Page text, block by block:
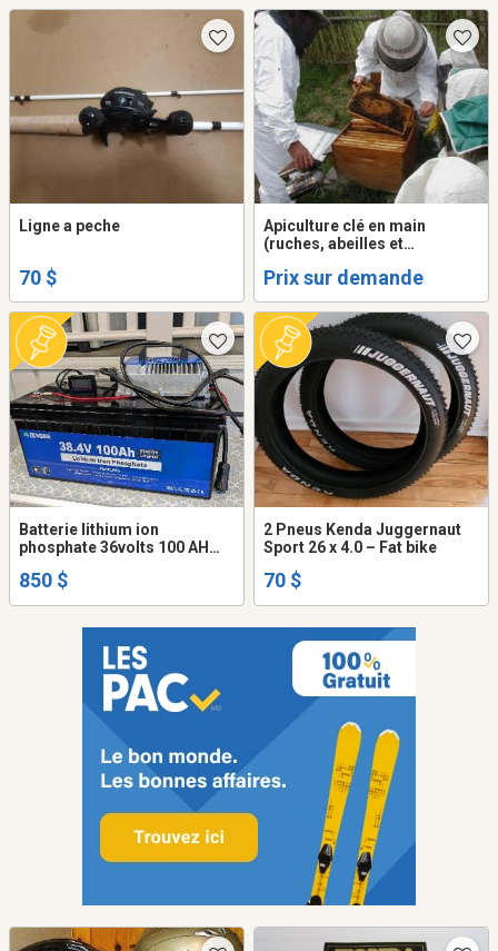
Ligne a peche
70 $
Apiculture clé en main
(ruches, abeilles et
Prix sur demande
Batterie lithium ion
phosphate 36volts 100 AH
850 $
2 Pneus Kenda Juggernaut
Sport 26 x 4.0 – Fat bike
70 $